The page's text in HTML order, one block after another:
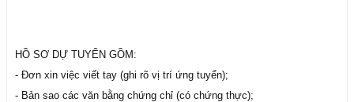
HỒ SƠ DỰ TUYỂN GỒM:
- Đơn xin việc viết tay (ghi rõ vị trí ứng tuyển);
- Bản sao các văn bằng chứng chỉ (có chứng thực);